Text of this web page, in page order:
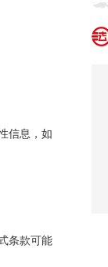
信息，如
条款可能